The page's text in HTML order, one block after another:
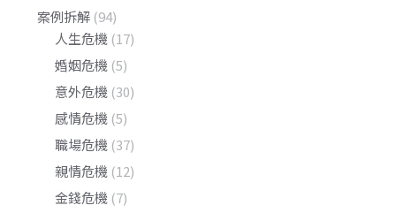
案例拆解 (94)
人生危機 (17)
婚姻危機 (5)
意外危機 (30)
感情危機 (5)
職場危機 (37)
親情危機 (12)
金錢危機 (7)